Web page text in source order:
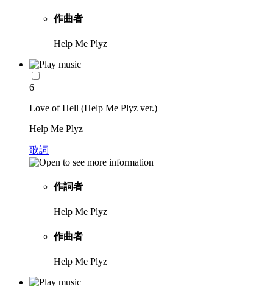
作曲者
Help Me Plyz
6
Love of Hell (Help Me Plyz ver.)
Help Me Plyz
歌詞
作詞者
Help Me Plyz
作曲者
Help Me Plyz